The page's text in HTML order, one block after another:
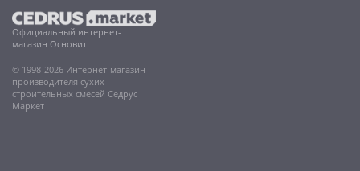
Официальный интернет-
магазин Основит
© 1998-2026 Интернет-магазин
производителя сухих
строительных смесей Седрус
Маркет